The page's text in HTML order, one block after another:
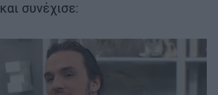
συνέχισε: